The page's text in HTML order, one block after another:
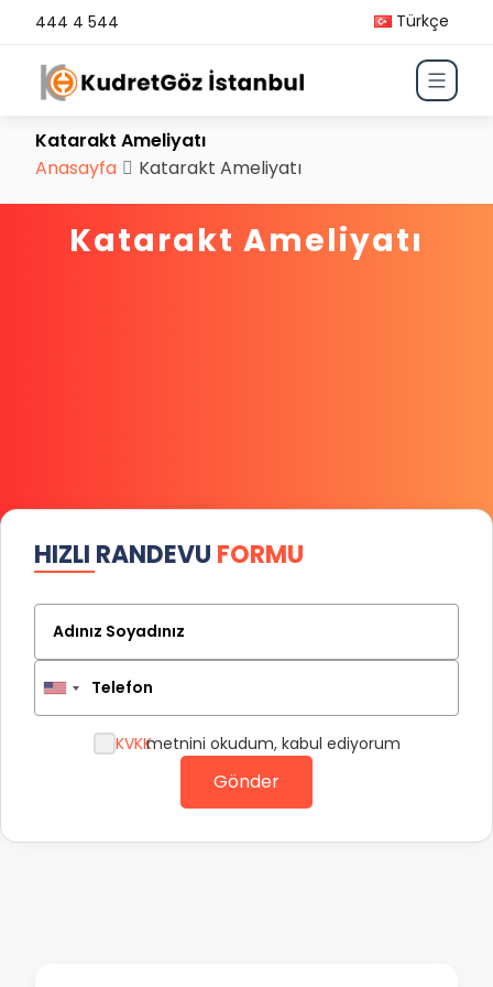
444 4 544 Türkçe
Katarakt Ameliyatı
Anasayfa
Katarakt Ameliyatı
Katarakt Ameliyatı
HIZLI RANDEVU FORMU
Adınız Soyadınız
Telefon
KVKKmetnini okudum, kabul ediyorum
Gönder